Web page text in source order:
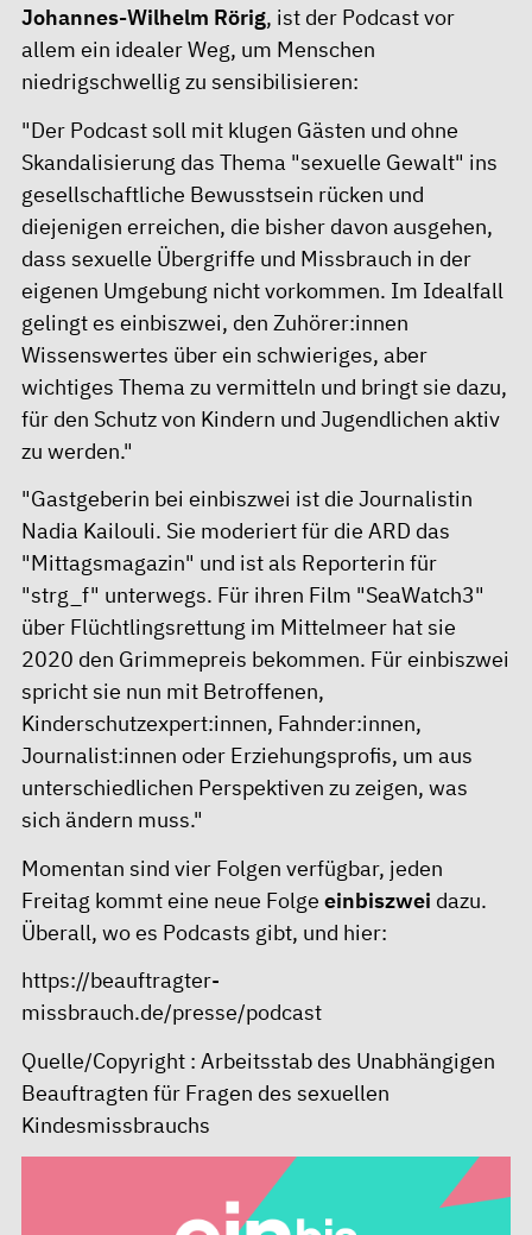
Johannes-Wilhelm Rörig, ist der Podcast vor
allem ein idealer Weg, um Menschen
niedrigschwellig zu sensibilisieren:
"Der Podcast soll mit klugen Gästen und ohne
Skandalisierung das Thema "sexuelle Gewalt" ins
gesellschaftliche Bewusstsein rücken und
diejenigen erreichen, die bisher davon ausgehen,
dass sexuelle Übergriffe und Missbrauch in der
eigenen Umgebung nicht vorkommen. Im Idealfall
gelingt es einbiszwei, den Zuhörer:innen
Wissenswertes über ein schwieriges, aber
wichtiges Thema zu vermitteln und bringt sie dazu,
für den Schutz von Kindern und Jugendlichen aktiv
zu werden."
"Gastgeberin bei einbiszwei ist die Journalistin
Nadia Kailouli. Sie moderiert für die ARD das
"Mittagsmagazin" und ist als Reporterin für
"strg_f" unterwegs. Für ihren Film "SeaWatch3"
über Flüchtlingsrettung im Mittelmeer hat sie
2020 den Grimmepreis bekommen. Für einbiszwei
spricht sie nun mit Betroffenen,
Kinderschutzexpert:innen, Fahnder:innen,
Journalist:innen oder Erziehungsprofis, um aus
unterschiedlichen Perspektiven zu zeigen, was
sich ändern muss."
Momentan sind vier Folgen verfügbar, jeden
Freitag kommt eine neue Folge einbiszwei dazu.
Überall, wo es Podcasts gibt, und hier:
https://beauftragter-
missbrauch.de/presse/podcast
Quelle/Copyright : Arbeitsstab des Unabhängigen
Beauftragten für Fragen des sexuellen
Kindesmissbrauchs